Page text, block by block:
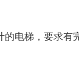
电梯，要求有